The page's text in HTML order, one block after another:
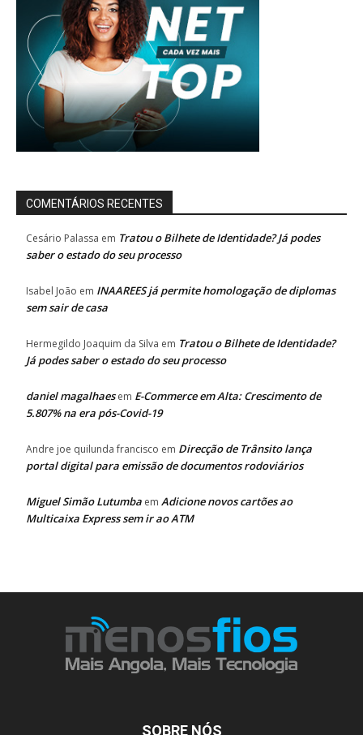
COMENTÁRIOS RECENTES
Cesário Palassa em Tratou o Bilhete de Identidade? Já podes
saber o estado do seu processo
Isabel João em INAAREES já permite homologação de diplomas
sem sair de casa
Hermegildo Joaquim da Silva em Tratou o Bilhete de Identidade?
Já podes saber o estado do seu processo
daniel magalhaesem E-Commerce em Alta: Crescimento de
5.807% na era pós-Covid-19
Andre joe quilunda francisco em Direcção de Trânsito lança
portal digital para emissão de documentos rodoviários
Miguel Simão Lutumba em Adicione novos cartões ao
Multicaixa Express sem ir ao ATM
SOBRE NÓS